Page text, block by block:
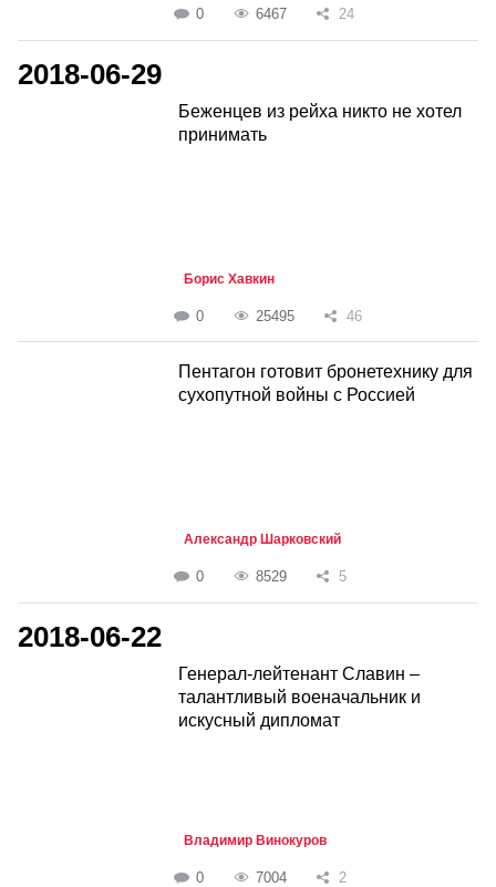
0 6467 24
2018-06-29
Беженцев из рейха никто не хотел
принимать
Борис Хавкин
0 25495 46
Пентагон готовит бронетехнику для
сухопутной войны с Россией
Александр Шарковский
0 8529 5
2018-06-22
Генерал-лейтенант Славин –
талантливый военачальник и
искусный дипломат
Владимир Винокуров
0 7004 2